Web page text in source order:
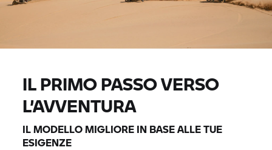
IL PRIMO PASSO VERSO
L’AVVENTURA
IL MODELLO MIGLIORE IN BASE ALLE TUE
ESIGENZE